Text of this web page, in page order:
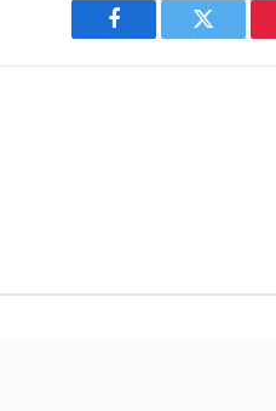
Facebook Twitter